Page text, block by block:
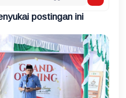
postingan ini